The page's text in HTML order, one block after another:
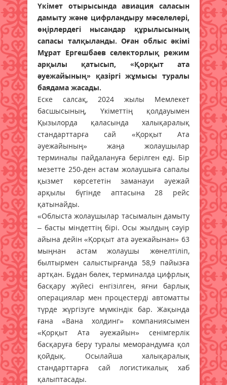
Үкімет отырысында авиация саласын
дамыту және цифрландыру мәселелері,
өңірлердегі нысандар құрылысының
сапасы талқыланды. Оған облыс әкімі
Мұрат Ергешбаев селекторлық режим
арқылы қатысып, «Қорқыт ата
әуежайының» қазіргі жұмысы туралы
баядама жасады.
Еске салсақ, 2024 жылы Мемлекет
басшысының, Үкіметтің қолдауымен
Қызылорда қаласында халықаралық
стандарттарға сай «Қорқыт Ата
әуежайының» жаңа жолаушылар
терминалы пайдалануға берілген еді. Бір
мезетте 250-ден астам жолаушыға сапалы
қызмет көрсететін заманауи әуежай
арқылы бүгінде аптасына 28 рейс
қатынайды.
«Облыста жолаушылар тасымалын дамыту
– басты міндеттің бірі. Осы жылдың сәуір
айына дейін «Қорқыт ата әуежайынан» 63
мыңнан астам жолаушы жөнелтіліп,
былтырмен салыстырғанда 58,9 пайызға
артқан. Бұдан бөлек, терминалда цифрлық
басқару жүйесі енгізілген, яғни барлық
операциялар мен процестерді автоматты
түрде жүргізуге мүмкіндік бар. Жақында
ғана «Вана холдинг» компаниясымен
«Қорқыт Ата әуежайын» сенімгерлік
басқаруға беру туралы меморандумға қол
қойдық. Осылайша халықаралық
стандарттарға сай логистикалық хаб
қалыптасады.